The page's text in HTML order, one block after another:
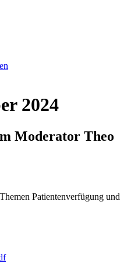
2024
Moderator Theo
Patientenverfügung und